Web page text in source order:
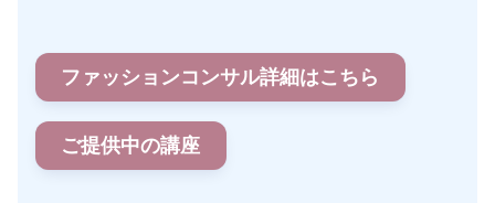
ファッションコンサル詳細はこちら
ご提供中の講座